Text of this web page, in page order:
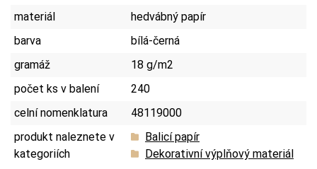
materiál
hedvábný papír
barva
bílá-černá
gramáž
18 g/m2
počet ks v balení
240
celní nomenklatura
48119000
produkt naleznete v
kategoriích
Balicí papír
Dekorativní výplňový materiál